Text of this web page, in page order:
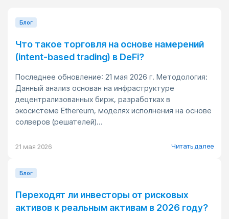
Блог
Что такое торговля на основе намерений
(intent-based trading) в DeFi?
Последнее обновление: 21 мая 2026 г. Методология:
Данный анализ основан на инфраструктуре
децентрализованных бирж, разработках в
экосистеме Ethereum, моделях исполнения на основе
солверов (решателей)...
21 мая 2026 Читать далее
Блог
Переходят ли инвесторы от рисковых
активов к реальным активам в 2026 году?